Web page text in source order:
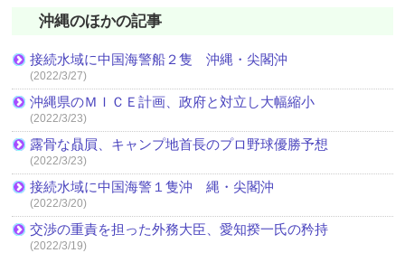
沖縄のほかの記事
接続水域に中国海警船２隻 沖縄・尖閣沖
(2022/3/27)
沖縄県のＭＩＣＥ計画、政府と対立し大幅縮小
(2022/3/23)
露骨な贔屓、キャンプ地首長のプロ野球優勝予想
(2022/3/23)
接続水域に中国海警１隻沖 縄・尖閣沖
(2022/3/20)
交渉の重責を担った外務大臣、愛知揆一氏の矜持
(2022/3/19)